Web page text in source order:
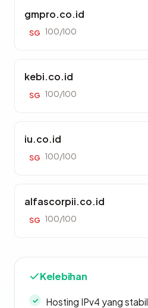
gmpro.co.id
SG 100/100
kebi.co.id
SG 100/100
iu.co.id
SG 100/100
alfascorpii.co.id
SG 100/100
Kelebihan
Hosting IPv4 yang stabil